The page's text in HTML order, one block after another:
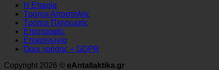
Η Εταιρία
Τρόποι Αποστολής
Τρόποι Πληρωμής
Επιστροφές
Επικοινωνία
Όροι χρήσης – GDPR
Copyright 2026 © eAntallaktika.gr